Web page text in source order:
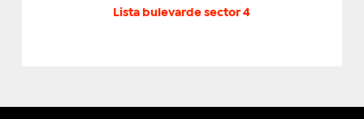
Lista bulevarde sector 4